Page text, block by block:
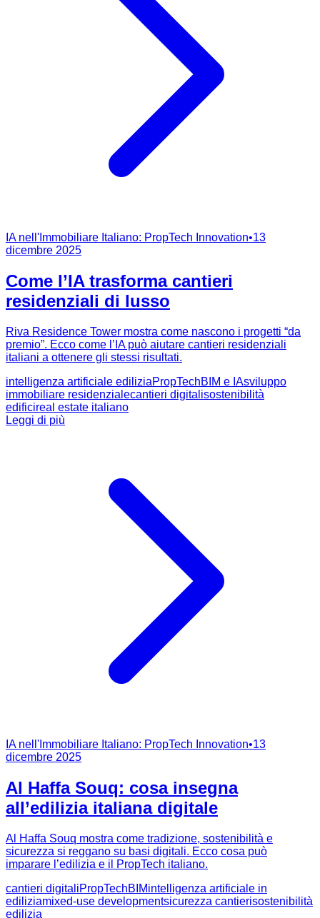
IA nell'Immobiliare Italiano: PropTech Innovation•13
dicembre 2025
Come l’IA trasforma cantieri
residenziali di lusso
Riva Residence Tower mostra come nascono i progetti “da
premio”. Ecco come l’IA può aiutare cantieri residenziali
italiani a ottenere gli stessi risultati.
intelligenza artificiale ediliziaPropTechBIM e IAsviluppo
immobiliare residenzialecantieri digitalisostenibilità
edificireal estate italiano
Leggi di più
IA nell'Immobiliare Italiano: PropTech Innovation•13
dicembre 2025
Al Haffa Souq: cosa insegna
all’edilizia italiana digitale
Al Haffa Souq mostra come tradizione, sostenibilità e
sicurezza si reggano su basi digitali. Ecco cosa può
imparare l’edilizia e il PropTech italiano.
cantieri digitaliPropTechBIMintelligenza artificiale in
ediliziamixed-use developmentsicurezza cantierisostenibilità
edilizia